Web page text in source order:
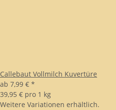
Callebaut Vollmilch Kuvertüre
ab 7,99 € *
39,95 € pro 1 kg
Weitere Variationen erhältlich.